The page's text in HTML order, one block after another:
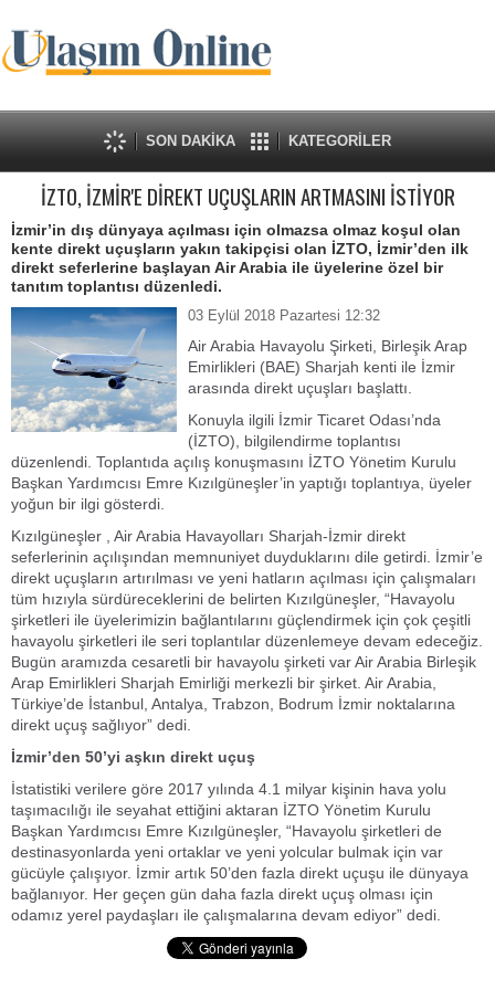
SON DAKİKA KATEGORİLER
İZTO, İZMİR'E DİREKT UÇUŞLARIN ARTMASINI İSTİYOR
İzmir’in dış dünyaya açılması için olmazsa olmaz koşul olan
kente direkt uçuşların yakın takipçisi olan İZTO, İzmir’den ilk
direkt seferlerine başlayan Air Arabia ile üyelerine özel bir
tanıtım toplantısı düzenledi.
03 Eylül 2018 Pazartesi 12:32
Air Arabia Havayolu Şirketi, Birleşik Arap
Emirlikleri (BAE) Sharjah kenti ile İzmir
arasında direkt uçuşları başlattı.
Konuyla ilgili İzmir Ticaret Odası’nda
(İZTO), bilgilendirme toplantısı
düzenlendi. Toplantıda açılış konuşmasını İZTO Yönetim Kurulu
Başkan Yardımcısı Emre Kızılgüneşler’in yaptığı toplantıya, üyeler
yoğun bir ilgi gösterdi.
Kızılgüneşler , Air Arabia Havayolları Sharjah-İzmir direkt
seferlerinin açılışından memnuniyet duyduklarını dile getirdi. İzmir’e
direkt uçuşların artırılması ve yeni hatların açılması için çalışmaları
tüm hızıyla sürdüreceklerini de belirten Kızılgüneşler, “Havayolu
şirketleri ile üyelerimizin bağlantılarını güçlendirmek için çok çeşitli
havayolu şirketleri ile seri toplantılar düzenlemeye devam edeceğiz.
Bugün aramızda cesaretli bir havayolu şirketi var Air Arabia Birleşik
Arap Emirlikleri Sharjah Emirliği merkezli bir şirket. Air Arabia,
Türkiye’de İstanbul, Antalya, Trabzon, Bodrum İzmir noktalarına
direkt uçuş sağlıyor” dedi.
İzmir’den 50’yi aşkın direkt uçuş
İstatistiki verilere göre 2017 yılında 4.1 milyar kişinin hava yolu
taşımacılığı ile seyahat ettiğini aktaran İZTO Yönetim Kurulu
Başkan Yardımcısı Emre Kızılgüneşler, “Havayolu şirketleri de
destinasyonlarda yeni ortaklar ve yeni yolcular bulmak için var
gücüyle çalışıyor. İzmir artık 50’den fazla direkt uçuşu ile dünyaya
bağlanıyor. Her geçen gün daha fazla direkt uçuş olması için
odamız yerel paydaşları ile çalışmalarına devam ediyor” dedi.